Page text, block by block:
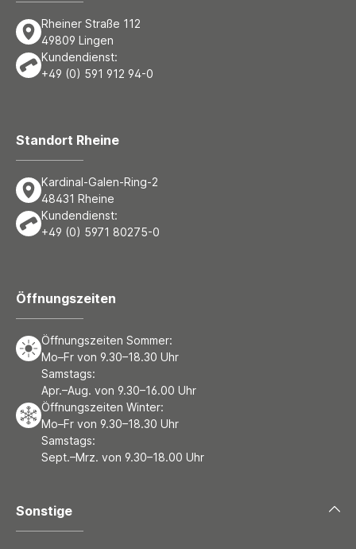
Rheiner Straße 112
49809 Lingen
Kundendienst:
+49 (0) 591 912 94-0
Standort Rheine
Kardinal-Galen-Ring-2
48431 Rheine
Kundendienst:
+49 (0) 5971 80275-0
Öffnungszeiten
Öffnungszeiten Sommer:
Mo–Fr von 9.30–18.30 Uhr
Samstags:
Apr.–Aug. von 9.30–16.00 Uhr
Öffnungszeiten Winter:
Mo–Fr von 9.30–18.30 Uhr
Samstags:
Sept.–Mrz. von 9.30–18.00 Uhr
Sonstige